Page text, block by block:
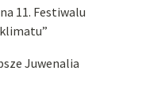
11. Festiwalu
Juwenalia